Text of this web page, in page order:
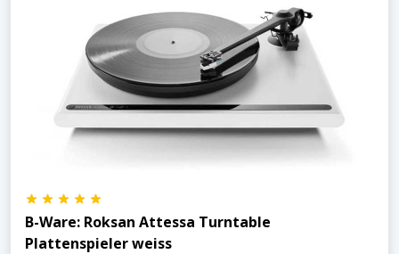
B-Ware: Roksan Attessa Turntable
Plattenspieler weiss